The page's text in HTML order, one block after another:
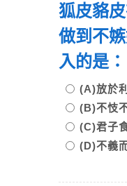
狐皮貉
做到不
入的是
(A)放於
(B)不忮
(C)君子
(D)不義